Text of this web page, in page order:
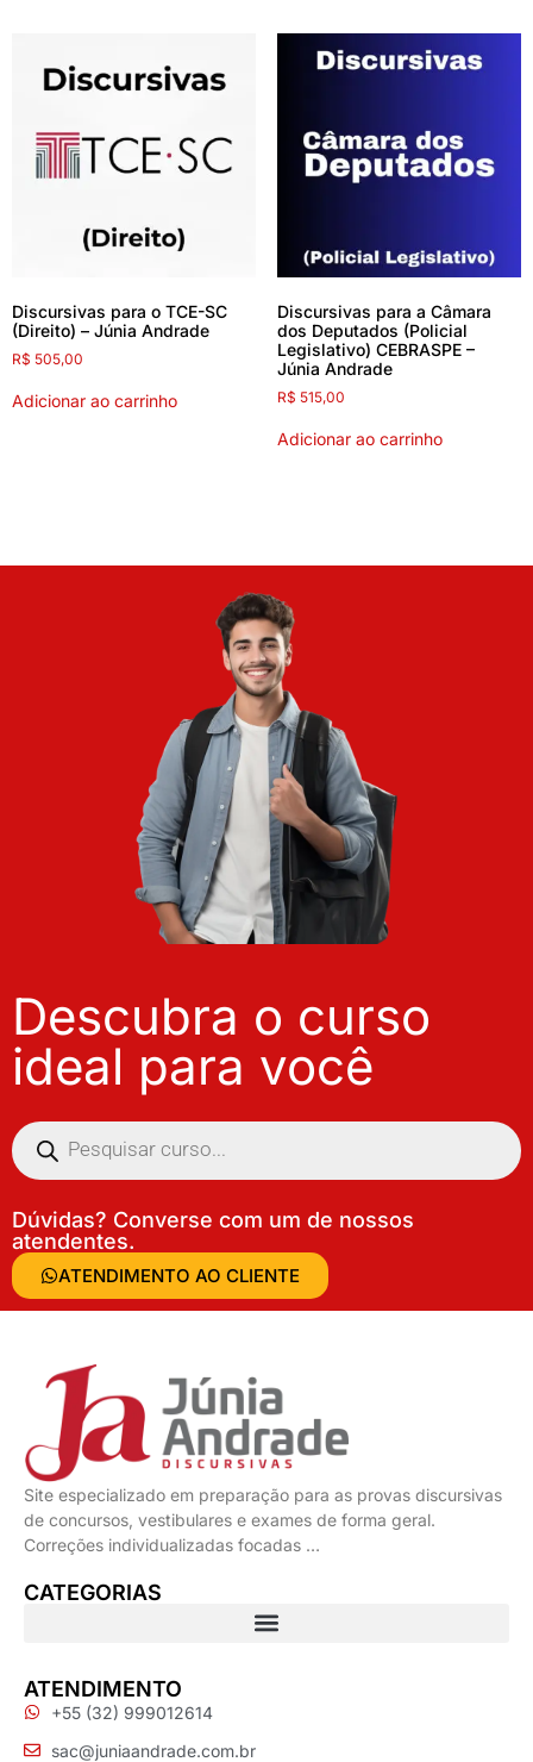
Discursivas para o TCE-SC
(Direito) – Júnia Andrade
R$ 505,00
Adicionar ao carrinho
Discursivas para a Câmara
dos Deputados (Policial
Legislativo) CEBRASPE –
Júnia Andrade
R$ 515,00
Adicionar ao carrinho
Descubra o curso
ideal para você
Dúvidas? Converse com um de nossos
atendentes.
ATENDIMENTO AO CLIENTE
Site especializado em preparação para as provas discursivas
de concursos, vestibulares e exames de forma geral.
Correções individualizadas focadas …
CATEGORIAS
ATENDIMENTO
+55 (32) 999012614
sac@juniaandrade.com.br